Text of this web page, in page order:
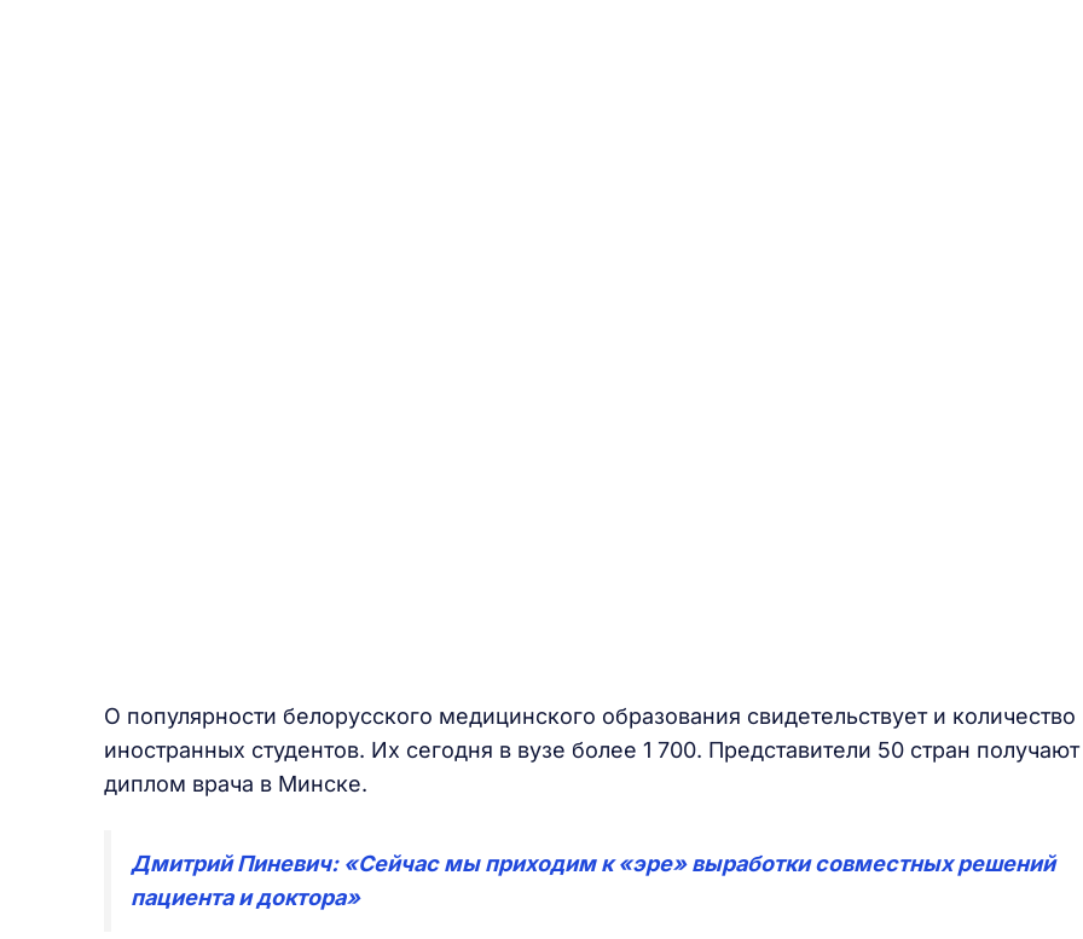
О популярности белорусского медицинского образования свидетельствует и количество
иностранных студентов. Их сегодня в вузе более 1 700. Представители 50 стран получают
диплом врача в Минске.
Дмитрий Пиневич: «Сейчас мы приходим к «эре» выработки совместных решений
пациента и доктора»